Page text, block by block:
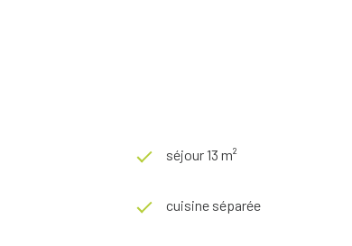
séjour 13 m²
cuisine séparée